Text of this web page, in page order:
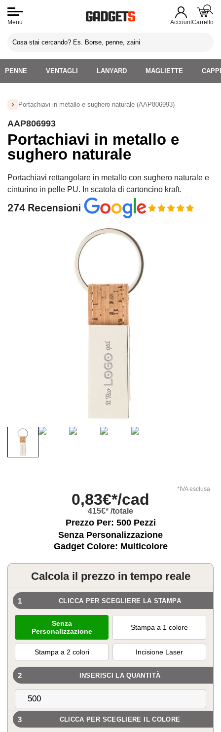
Menu AccountCarrello
PENNE VENTAGLI LANYARD MAGLIETTE
Portachiavi in metallo e sughero naturale (AAP806993)
Home » Portachiavi Personalizzati
(AAP806993)
AAP806993
Portachiavi in metallo e
sughero naturale
Portachiavi rettangolare in metallo con sughero naturale e
cinturino in pelle PU. In scatola di cartoncino kraft.
*IVA esclusa
0,83€*/cad
415€* /totale
Prezzo Per: 500Pezzi
Senza Personalizzazione
Gadget Colore: Multicolore
Calcola il prezzo in tempo reale
1 CLICCA PER SCEGLIERE LA STAMPA
Senza
Personalizzazione
Stampa a 1 colore
Stampa a 2 colori Incisione Laser
2 INSERISCI LA QUANTITÀ
3 CLICCA PER SCEGLIERE IL COLORE